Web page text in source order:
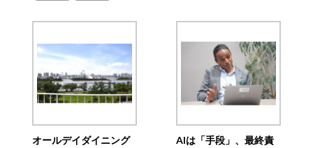
オールデイダイニング
AIは「手段」、最終責